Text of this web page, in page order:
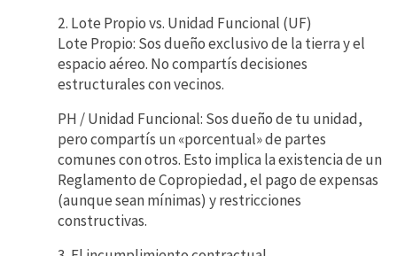
2. Lote Propio vs. Unidad Funcional (UF)
Lote Propio: Sos dueño exclusivo de la tierra y el
espacio aéreo. No compartís decisiones
estructurales con vecinos.
PH / Unidad Funcional: Sos dueño de tu unidad,
pero compartís un «porcentual» de partes
comunes con otros. Esto implica la existencia de un
Reglamento de Copropiedad, el pago de expensas
(aunque sean mínimas) y restricciones
constructivas.